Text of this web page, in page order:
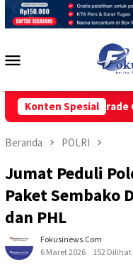
Loncat
Konten Spesial
Parade Caba PK
Beranda POLRI
Jumat Peduli
Paket Sembako
dan PHL
Fokusinews.com
6 Maret 2026
152 Dilihat